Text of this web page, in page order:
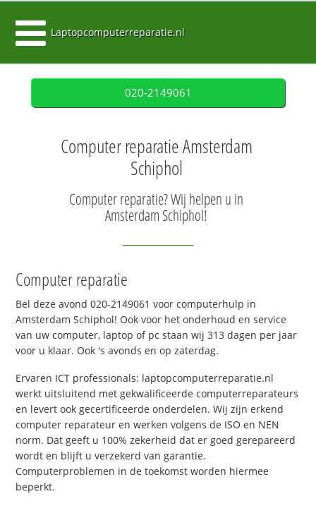
Laptopcomputerreparatie.nl
020-2149061
Computer reparatie Amsterdam
Schiphol
Computer reparatie? Wij helpen u in
Amsterdam Schiphol!
Computer reparatie
Bel deze avond 020-2149061 voor computerhulp in
Amsterdam Schiphol! Ook voor het onderhoud en service
van uw computer, laptop of pc staan wij 313 dagen per jaar
voor u klaar. Ook 's avonds en op zaterdag.
Ervaren ICT professionals: laptopcomputerreparatie.nl
werkt uitsluitend met gekwalificeerde computerreparateurs
en levert ook gecertificeerde onderdelen. Wij zijn erkend
computer reparateur en werken volgens de ISO en NEN
norm. Dat geeft u 100% zekerheid dat er goed gerepareerd
wordt en blijft u verzekerd van garantie.
Computerproblemen in de toekomst worden hiermee
beperkt.